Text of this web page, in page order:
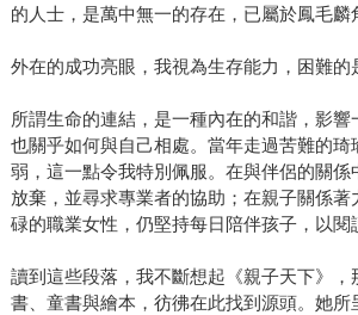
的人士，是萬中無一的存在，已屬於鳳毛麟
外在的成功亮眼，我視為生存能力，困難的
所謂生命的連結，是一種內在的和諧，影響
也關乎如何與自己相處。當年走過苦難的琦
弱，這一點令我特別佩服。在與伴侶的關係
放棄，並尋求專業者的協助；在親子關係
碌的職業女性，仍堅持每日陪伴孩子，以閱
讀到這些段落，我不斷想起《親子天下》，
書、童書與繪本，彷彿在此找到源頭。她所